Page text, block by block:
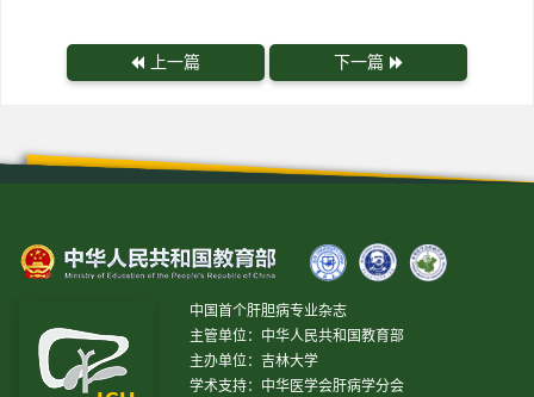
上一篇 下一篇
中国首个肝胆病专业杂志
主管单位：中华人民共和国教育部
主办单位：吉林大学
学术支持：中华医学会肝病学分会